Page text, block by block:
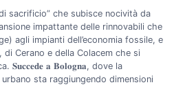
di sacrificio” che subisce nocività da
impattante delle rinnovabili che
agli impianti dell’economia fossile, e
di Cerano e della Colacem che si
𝐒𝐮𝐜𝐜𝐞𝐝𝐞 𝐚 𝐁𝐨𝐥𝐨𝐠𝐧𝐚, dove la
sta raggiungendo dimensioni